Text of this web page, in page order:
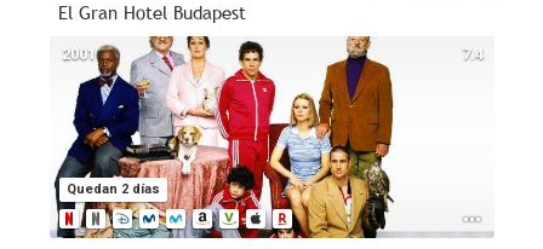
El Gran Hotel Budapest
7.4
Quedan 2 días
2001